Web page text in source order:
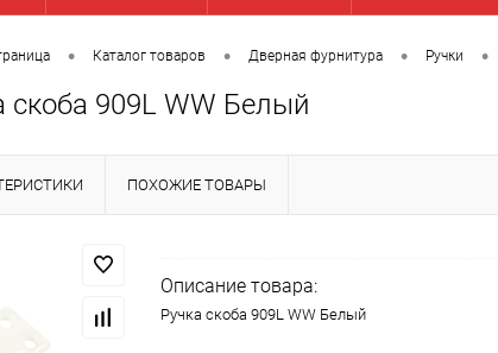
• Каталог товаров • Дверная фурнитура • Ручки •
скоба 909L WW Белый
ПОХОЖИЕ ТОВАРЫ
Описание товара:
Ручка скоба 909L WW Белый